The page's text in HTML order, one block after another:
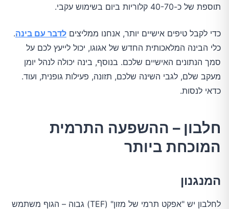
תוספת של כ-40-70 קלוריות ביום בשימוש עקבי.
כדי לקבל טיפים אישיים יותר, אנחנו ממליצים לדבר עם בינה.
כלי הבינה המלאכותית החדש של אגוגו, יכול לייעץ לכם על
סמך הנתונים האישיים שלכם. בנוסף, בינה יכולה לנהל יומן
מעקב שלם, לגבי השינה שלכם, תזונה, פעילות גופנית, ועוד.
כדאי לנסות.
חלבון – ההשפעה התרמית
המוכחת ביותר
המנגנון
לחלבון יש "אפקט תרמי של מזון" (TEF) גבוה – הגוף משתמש